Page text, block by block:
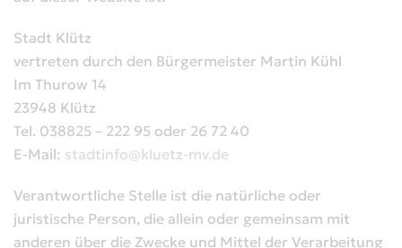
Stadt Klütz
vertreten durch den Bürgermeister Martin Kühl
Im Thurow 14
23948 Klütz
Tel. 038825 – 222 95 oder 26 72 40
E-Mail: stadtinfo@kluetz-mv.de
Verantwortliche Stelle ist die natürliche oder
juristische Person, die allein oder gemeinsam mit
anderen über die Zwecke und Mittel der Verarbeitung